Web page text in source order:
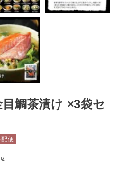
目鯛茶漬け ×3袋セ
配便
込